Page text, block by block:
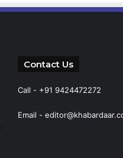
Contact Us
Call - +91 9424472272
Email -